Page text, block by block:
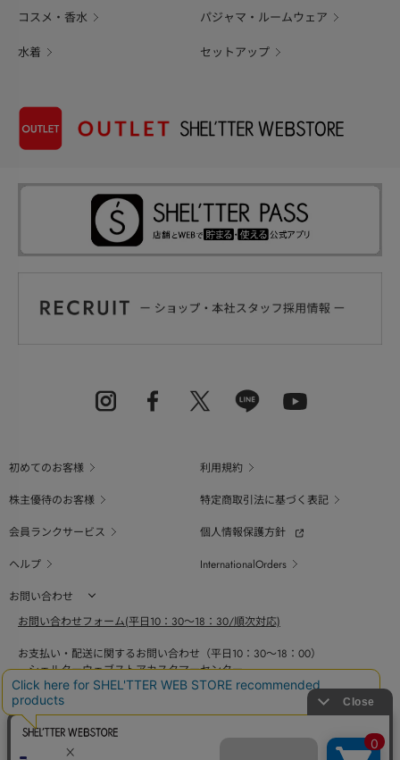
コスメ・香水 パジャマ・ルームウェア
水着 セットアップ
初めてのお客様
利用規約
株主優待のお客様
特定商取引法に基づく表記
会員ランクサービス
個人情報保護方針
ヘルプ
InternationalOrders
お問い合わせ
お問い合わせフォーム(平日10：30～18：30/順次対応)
お支払い・配送に関するお問い合わせ（平日10：30～18：00）
シェルターウェブストアカスタマーセンター
0800-123-6820
商品の素材、サイズ、仕様等に関するお問い合せ（平日10：30～18：00）
バロックジャパンリミテッドコールセンター
03-6730-9191